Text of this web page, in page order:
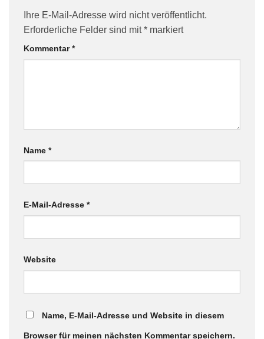
Ihre E-Mail-Adresse wird nicht veröffentlicht.
Erforderliche Felder sind mit* markiert
Kommentar*
Name *
E-Mail-Adresse *
Website
Name, E-Mail-Adresse und Website in diesem
Browser für meinen nächsten Kommentar speichern.